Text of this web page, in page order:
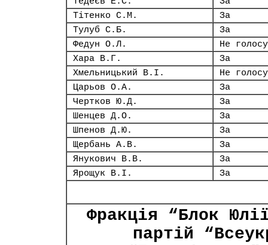
Тітенко С.М.
За
Тулуб С.Б.
За
Федун О.Л.
Не
Хара В.Г.
За
Хмельницький В.І.
Не
Царьов О.А.
За
Чертков Ю.Д.
За
Шенцев Д.О.
За
Шпенов Д.Ю.
За
Щербань А.В.
За
Янукович В.В.
За
Ярощук В.І.
За
Фракція “Блок
партій